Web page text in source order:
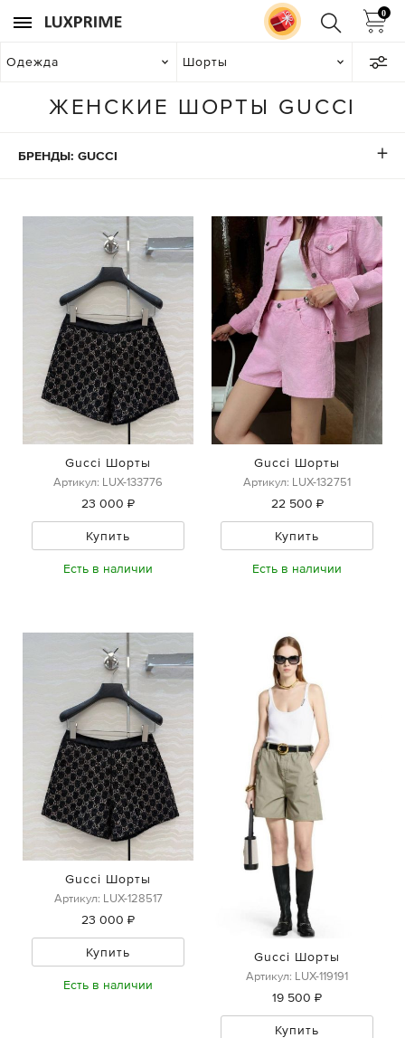
0
Одежда Шорты
ЖЕНСКИЕ ШОРТЫ GUCCI
БРЕНДЫ: GUCCI
Gucci Шорты
Артикул: LUX-133776
23 000 ₽
Купить
Есть в наличии
Gucci Шорты
Артикул: LUX-132751
22 500 ₽
Купить
Есть в наличии
Gucci Шорты
Артикул: LUX-128517
23 000 ₽
Купить
Есть в наличии
Gucci Шорты
Артикул: LUX-119191
19 500 ₽
Купить